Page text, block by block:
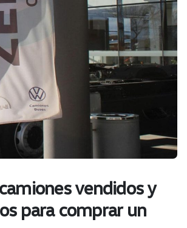
vendidos y
para comprar un